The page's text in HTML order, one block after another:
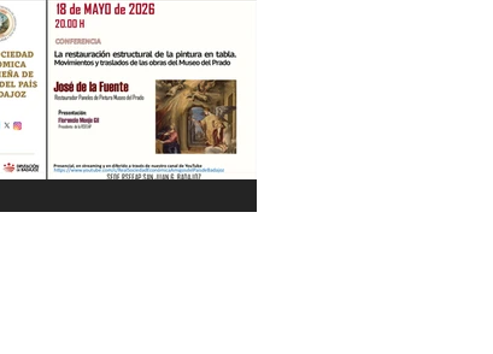
"La vuelta al mundo en 80
manicomios" por Blas Curado.
19/05/26